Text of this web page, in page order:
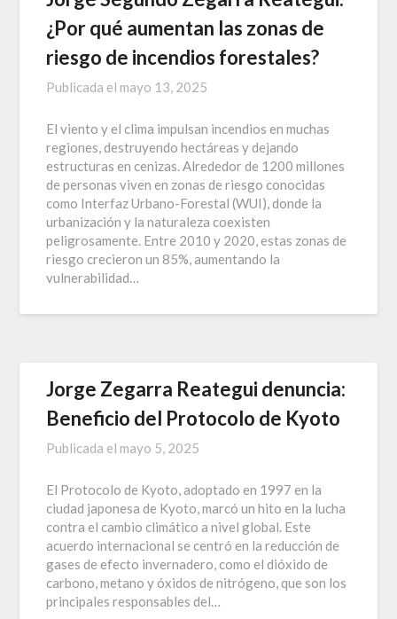
¿Por qué aumentan las zonas de
riesgo de incendios forestales?
Publicada el mayo 13, 2025
El viento y el clima impulsan incendios en muchas
regiones, destruyendo hectáreas y dejando
estructuras en cenizas. Alrededor de 1200 millones
de personas viven en zonas de riesgo conocidas
como Interfaz Urbano-Forestal (WUI), donde la
urbanización y la naturaleza coexisten
peligrosamente. Entre 2010 y 2020, estas zonas de
riesgo crecieron un 85%, aumentando la
vulnerabilidad…
Jorge Zegarra Reategui denuncia:
Beneficio del Protocolo de Kyoto
Publicada el mayo 5, 2025
El Protocolo de Kyoto, adoptado en 1997 en la
ciudad japonesa de Kyoto, marcó un hito en la lucha
contra el cambio climático a nivel global. Este
acuerdo internacional se centró en la reducción de
gases de efecto invernadero, como el dióxido de
carbono, metano y óxidos de nitrógeno, que son los
principales responsables del…